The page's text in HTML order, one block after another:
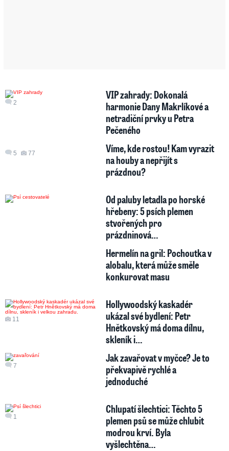
2
VIP zahrady: Dokonalá
harmonie Dany Makrlíkové a
netradiční prvky u Petra
Pečeného
5 77
Víme, kde rostou! Kam vyrazit
na houby a nepřijít s
prázdnou?
Od paluby letadla po horské
hřebeny: 5 psích plemen
stvořených pro
prázdninová…
Hermelín na gril: Pochoutka v
alobalu, která může směle
konkurovat masu
11
Hollywoodský kaskadér
ukázal své bydlení: Petr
Hnětkovský má doma dílnu,
skleník i…
7
Jak zavařovat v myčce? Je to
překvapivě rychlé a
jednoduché
1
Chlupatí šlechtici: Těchto 5
plemen psů se může chlubit
modrou krví. Byla
vyšlechtěna…